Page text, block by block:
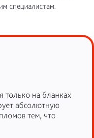
специалистам.
только на бланках
абсолютную
тем, что